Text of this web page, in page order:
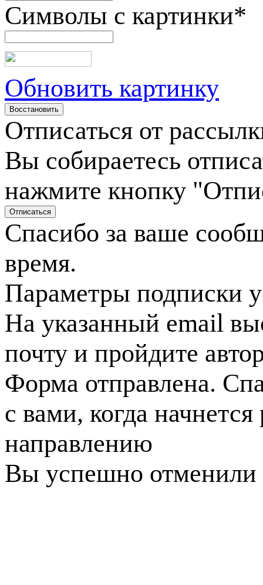
Символы с картинки*
Обновить картинку
Отписаться от
Вы собираетесь
нажмите кнопку
Спасибо за ваше
время.
Параметры подписки
На указанный email
почту и пройдите
Форма отправлена.
с вами, когда
направлению
Вы успешно отменили